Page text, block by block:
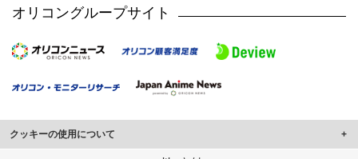
オリコングループサイト
クッキーの使用について